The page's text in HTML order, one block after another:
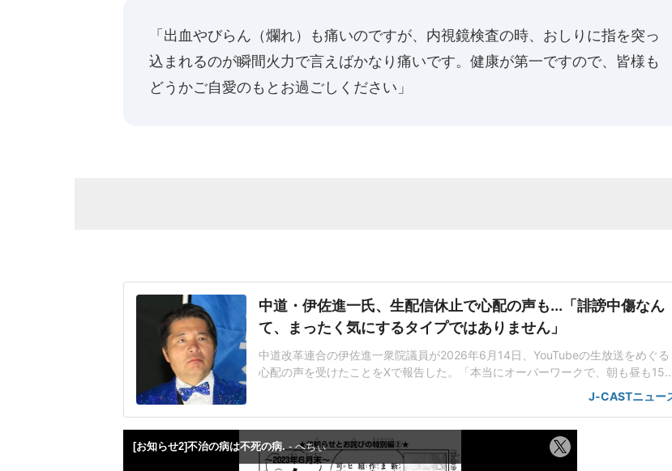
「出血やびらん（爛れ）も痛いのですが、内視鏡検査の時、おしりに指を突っ
込まれるのが瞬間火力で言えばかなり痛いです。健康が第一ですので、皆様も
どうかご自愛のもとお過ごしください」
中道・伊佐進一氏、生配信休止で心配の声も...「誹謗中傷なん
て、まったく気にするタイプではありません」
中道改革連合の伊佐進一衆院議員が2026年6月14日、YouTubeの生放送をめぐる
心配の声を受けたことをXで報告した。「本当にオーバーワークで、朝も昼も15分
の時間が取れなかった」伊佐氏はこれまで、高市早苗首相陣営が25年9月の自民党
総裁選や26年2月の衆院選で他候補を中傷する動画に関わったと疑われている問
ク
J-CASTニュー